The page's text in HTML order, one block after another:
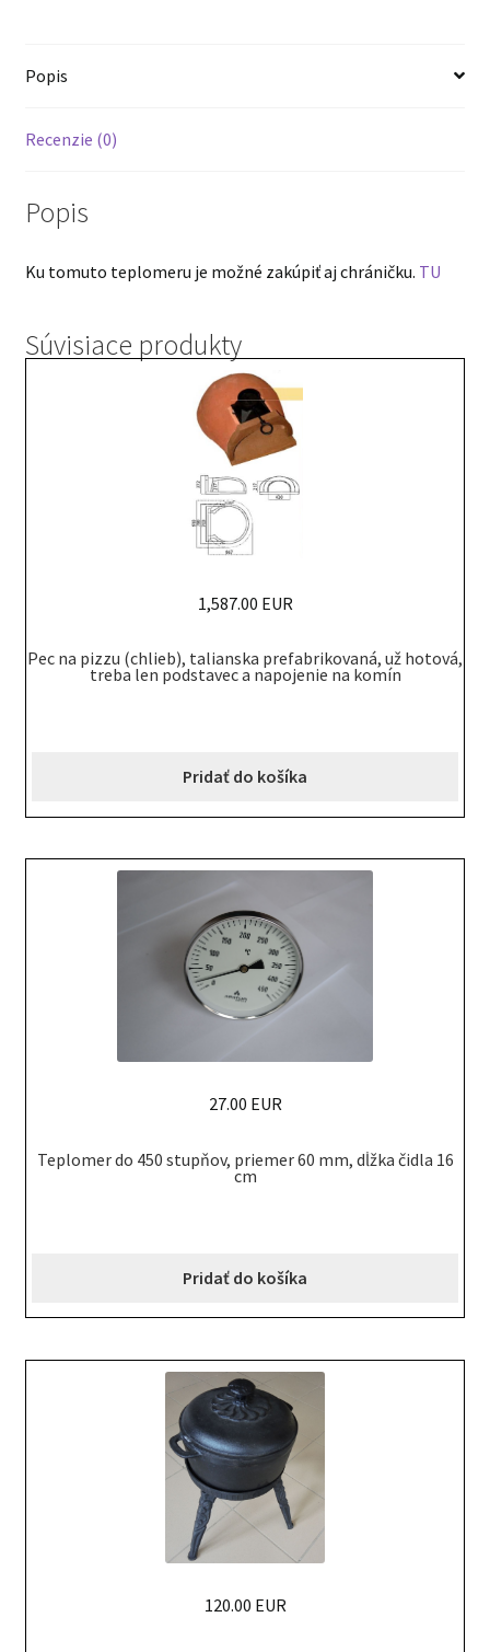
čidla
cm
Popis
Recenzie (0)
Popis
Ku tomuto teplomeru je možné zakúpiť aj chráničku. TU
Súvisiace produkty
Pec na pizzu (chlieb), talianska prefabrikovaná, už hotová,
treba len podstavec a napojenie na komín
1,587.00 EUR
Pridať do košíka
Teplomer do 450 stupňov, priemer 60 mm, dĺžka čidla 16
cm
27.00 EUR
Pridať do košíka
120.00 EUR